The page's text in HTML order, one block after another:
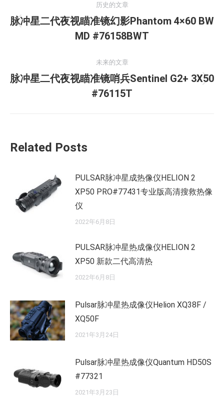
章
历史的文章
历
史
章：
脉冲星二代夜视瞄准镜幻影Phantom 4×60 BW
MD #76158BWT
未来的文章
未
来
脉冲星二代夜视瞄准镜哨兵Sentinel G2+ 3X50
#76115T
Related Posts
PULSAR脉冲星成热像仪HELION 2
XP50 PRO#77431专业版高清搜救热像
仪
2022年6月8日
PULSAR脉冲星热成像仪HELION 2
XP50 新款二代高清热
2022年6月8日
Pulsar脉冲星热成像仪Helion XQ38F /
XQ50F
2021年3月24日
Pulsar脉冲星热成像仪Quantum HD50S
#77321
2021年3月23日